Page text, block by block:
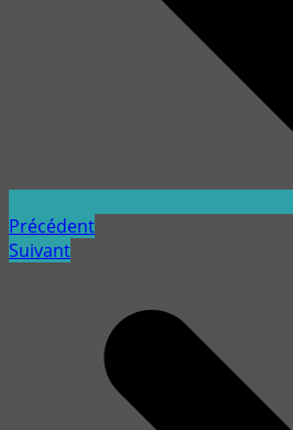
Précédent
Suivant